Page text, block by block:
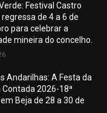
Festival Castro
regressa de 4 a 6 de
para celebrar a
mineira do concelho.
Andarilhas: A Festa da
Contada 2026-18ª
Beja de 28 a 30 de